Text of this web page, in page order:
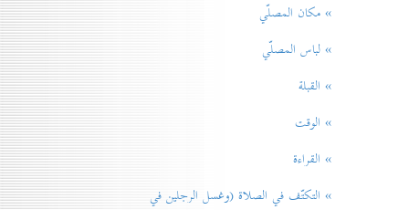
» مكان المصلّي
» لباس المصلّي
» القبلة
» الوقت
» القراءة
» التكتّف في الصلاة (وغسل الرجلين في